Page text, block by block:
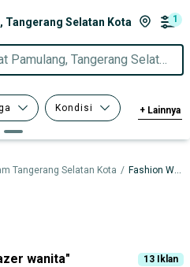
Tangerang Selatan Kota 1
Tangerang Selatan Kota
Kondisi + Lainnya
Tangerang Selatan Kota / Fashion Wanita dalam Pamulang
wanita" 13 Iklan